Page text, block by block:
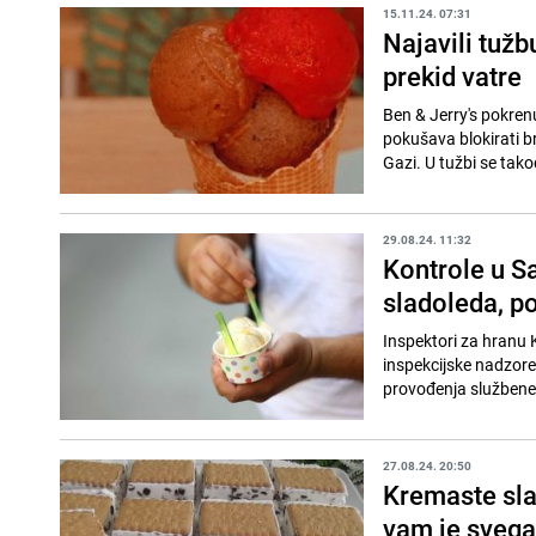
15.11.24. 07:31
Najavili
prekid vatre
Ben & Jerry's
pokušava blokirati
Gazi. U tužbi se
29.08.24. 11:32
Kontrole u
sladoleda,
Inspektori za hranu
inspekcijske
provođenja
27.08.24. 20:50
Kremaste
vam je